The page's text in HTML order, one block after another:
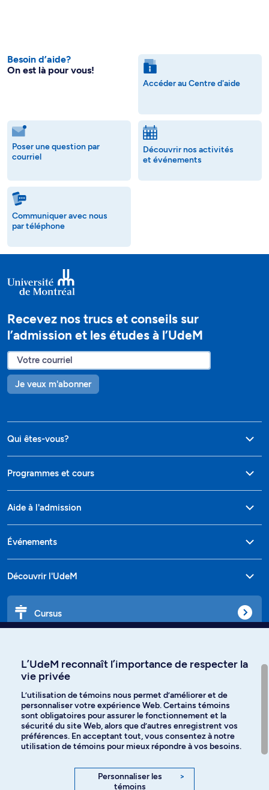
Besoin d’aide?
On est là pour vous!
Accéder au Centre d'aide
Poser une question par
courriel
Découvrir nos activités
et événements
Communiquer avec nous
par téléphone
Recevez nos trucs et conseils sur
l’admission et les études à l’UdeM
Je veux m'abonner
Qui êtes-vous?
Programmes et cours
Aide à l'admission
Événements
Découvrir l'UdeM
Cursus
Langues
Facebook Instagram
YouTube
L’UdeM reconnaît l’importance de respecter la
vie privée
L’utilisation de témoins nous permet d’améliorer et de
personnaliser votre expérience Web. Certains témoins
sont obligatoires pour assurer le fonctionnement et la
sécurité du site Web, alors que d’autres enregistrent vos
préférences. En acceptant tout, vous consentez à notre
utilisation de témoins pour mieux répondre à vos besoins.
Personnaliser les
témoins
>